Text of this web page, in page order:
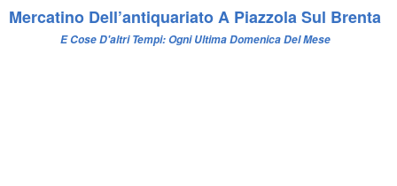
Mercatino Dell’antiquariato A Piazzola Sul Brenta
E Cose D'altri Tempi: Ogni Ultima Domenica Del Mese